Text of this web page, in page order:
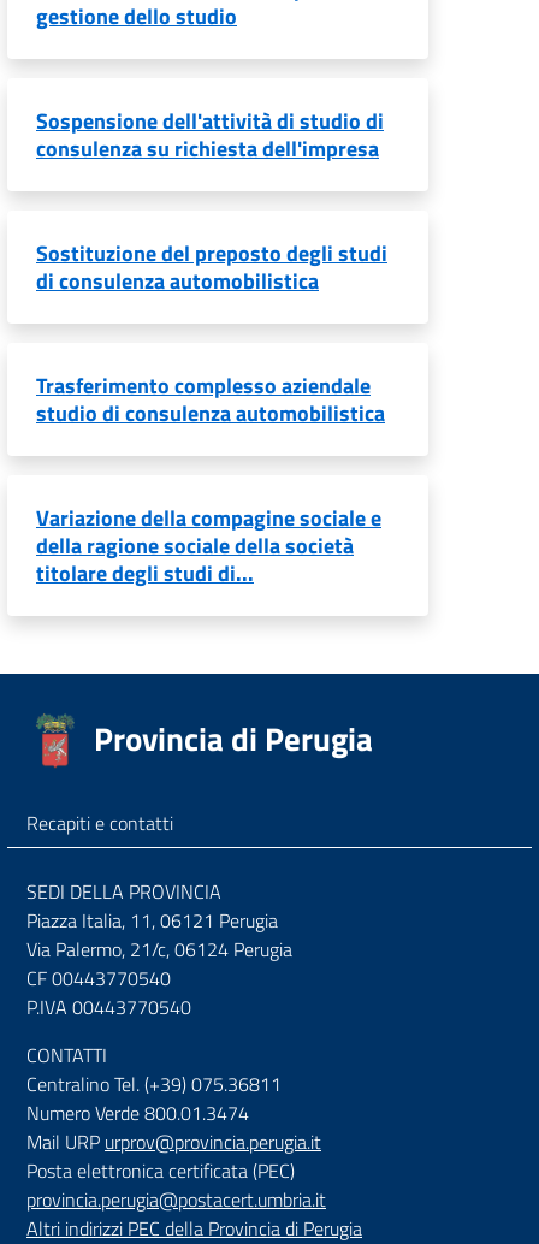
gestione dello studio
Sospensione dell'attività di studio di
consulenza su richiesta dell'impresa
Sostituzione del preposto degli studi
di consulenza automobilistica
Trasferimento complesso aziendale
studio di consulenza automobilistica
Variazione della compagine sociale e
della ragione sociale della società
titolare degli studi di...
Provincia di Perugia
Recapiti e contatti
SEDI DELLA PROVINCIA
Piazza Italia, 11, 06121 Perugia
Via Palermo, 21/c, 06124 Perugia
CF 00443770540
P.IVA 00443770540
CONTATTI
Centralino Tel. (+39) 075.36811
Numero Verde 800.01.3474
Mail URP urprov@provincia.perugia.it
Posta elettronica certificata (PEC)
provincia.perugia@postacert.umbria.it
Altri indirizzi PEC della Provincia di Perugia